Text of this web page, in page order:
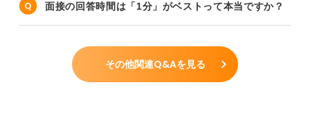
面接の回答時間は「1分」がベストって本当ですか？
その他関連Q&Aを見る